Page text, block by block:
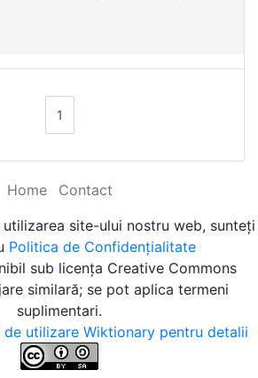
1
Home
Contact
site-ului nostru web, sunteți
Politica de Confidențialitate
sub licența Creative Commons
similară; se pot aplica termeni
suplimentari.
de utilizare Wiktionary pentru detalii